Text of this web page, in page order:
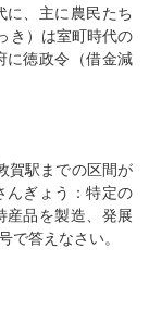
に、主に農民たち
き）は室町時代の
に徳政令（借金減
賀駅までの区間が
んぎょう：特定の
産品を製造、発展
で答えなさい。